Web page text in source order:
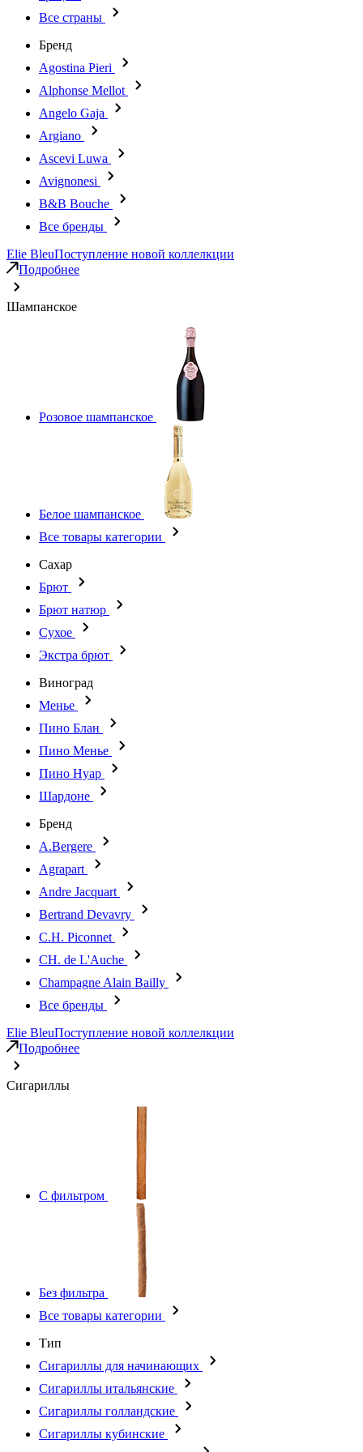
Все страны
Бренд
Agostina Pieri
Alphonse Mellot
Angelo Gaja
Argiano
Ascevi Luwa
Avignonesi
B&B Bouche
Все бренды
Elie BleuПоступление новой коллелкции
Подробнее
Шампанское
Розовое шампанское
Белое шампанское
Все товары категории
Сахар
Брют
Брют натюр
Сухое
Экстра брют
Виноград
Менье
Пино Блан
Пино Менье
Пино Нуар
Шардоне
Бренд
A.Bergere
Agrapart
Andre Jacquart
Bertrand Devavry
C.H. Piconnet
CH. de L'Auche
Champagne Alain Bailly
Все бренды
Elie BleuПоступление новой коллелкции
Подробнее
Сигариллы
С фильтром
Без фильтра
Все товары категории
Тип
Сигариллы для начинающих
Сигариллы итальянские
Сигариллы голландские
Сигариллы кубинские